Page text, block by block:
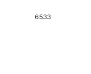
6533